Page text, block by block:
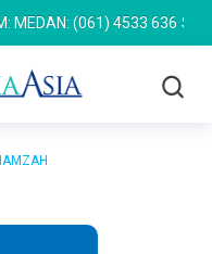
(061) 4533 636